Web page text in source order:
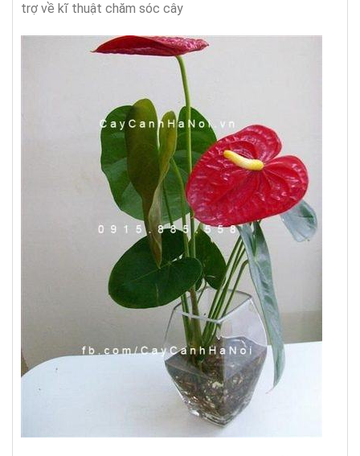
trợ về kĩ thuật chăm sóc cây